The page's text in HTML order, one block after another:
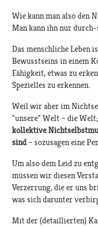
Wie kann man also den
Man kann ihn nur durch-
Das menschliche Leben
Bewusstseins in einem
Fähigkeit, etwas zu
Spezielles zu erkennen.
Weil wir aber im
"unsere" Welt – die
kollektive
sind– sozusagen eine
Um also dem Leid zu
müssen wir diesen
Verzerrung, die er uns
was sich darunter
Mit der (detaillierten)